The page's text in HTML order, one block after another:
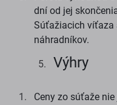
dní od jej
Súťažiacich víťaza
náhradníkov.
Výhry
Ceny zo súťaže